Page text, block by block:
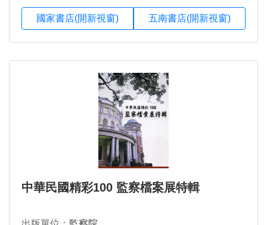
國家書店(開新視窗) 五南書店(開新視窗)
中華民國精彩100 監察檔案展特輯